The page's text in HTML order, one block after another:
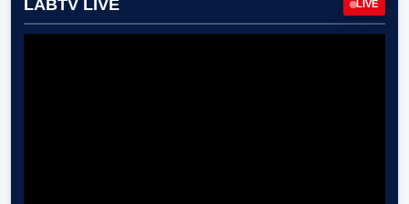
LABTV LIVE LIVE